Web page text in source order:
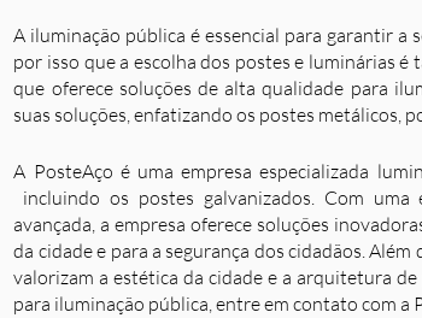
A iluminação pública é essencial para garantir a
por isso que a escolha dos postes e luminárias é
que oferece soluções de alta qualidade para
suas soluções, enfatizando os postes metálicos,
A PosteAço é uma empresa especializada
incluindo os postes galvanizados. Com
avançada, a empresa oferece soluções
da cidade e para a segurança dos cidadãos.
valorizam a estética da cidade e a arquitetura
para iluminação pública, entre em contato com a